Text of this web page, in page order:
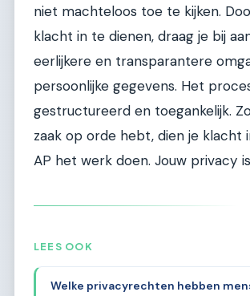
niet machteloos toe te kijken.
klacht in te dienen, draag je bij
eerlijkere en transparantere
persoonlijke gegevens. Het
gestructureerd en toegankelijk.
zaak op orde hebt, dien je klacht
AP het werk doen. Jouw privacy
LEES OOK
Welke privacyrechten hebben